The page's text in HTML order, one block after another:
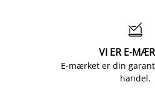

VI ER E-
E-mærket er din
handel.